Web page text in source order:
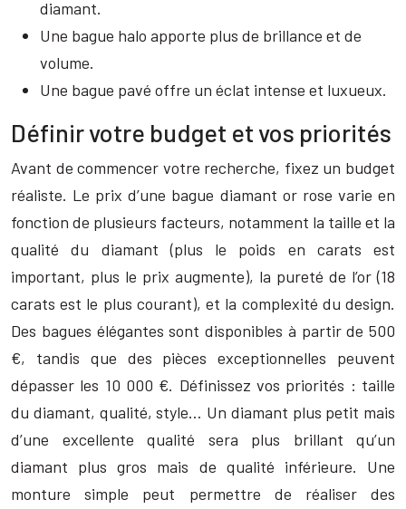
diamant.
Une bague halo apporte plus de brillance et de
volume.
Une bague pavé offre un éclat intense et luxueux.
Définir votre budget et vos priorités
Avant de commencer votre recherche, fixez un budget
réaliste. Le prix d’une bague diamant or rose varie en
fonction de plusieurs facteurs, notamment la taille et la
qualité du diamant (plus le poids en carats est
important, plus le prix augmente), la pureté de l’or (18
carats est le plus courant), et la complexité du design.
Des bagues élégantes sont disponibles à partir de 500
€, tandis que des pièces exceptionnelles peuvent
dépasser les 10 000 €. Définissez vos priorités : taille
du diamant, qualité, style… Un diamant plus petit mais
d’une excellente qualité sera plus brillant qu’un
diamant plus gros mais de qualité inférieure. Une
monture simple peut permettre de réaliser des